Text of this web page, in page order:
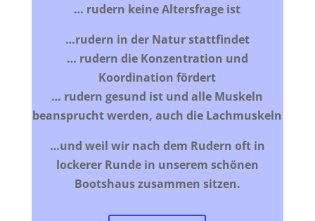
… rudern keine Altersfrage ist
…rudern in der Natur stattfindet
… rudern die Konzentration und
Koordination fördert
… rudern gesund ist und alle Muskeln
beansprucht werden, auch die Lachmuskeln
…und weil wir nach dem Rudern oft in
lockerer Runde in unserem schönen
Bootshaus zusammen sitzen.